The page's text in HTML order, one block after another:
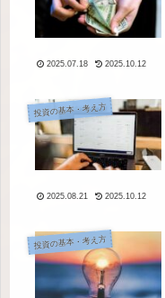
2025.07.18 2025.10.12
投資の基本・考え方
2025.08.21 2025.10.12
投資の基本・考え方